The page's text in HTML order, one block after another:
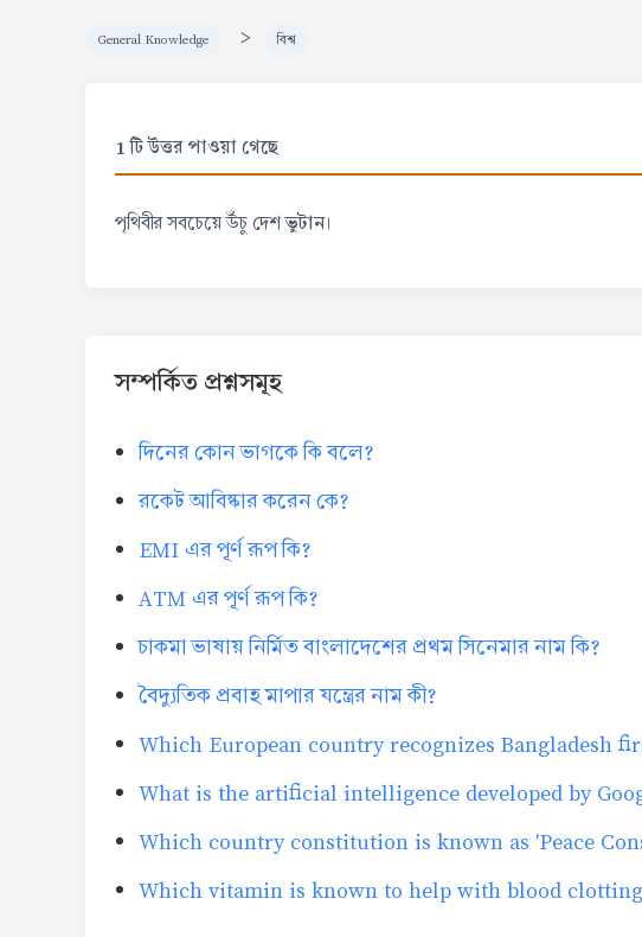
General Knowledge > বিশ্ব
1 টি উত্তর পাওয়া গেছে
পৃথিবীর সবচেয়ে উঁচু দেশভুটান।
সম্পর্কিত প্রশ্নসমূহ
দিনের কোন ভাগকে কি বলে?
রকেট আবিষ্কার করেন কে?
EMI এর পূর্ণ রূপ কি?
ATM এর পূর্ণ রূপ কি?
চাকমা ভাষায় নির্মিত বাংলাদেশের প্রথম সিনেমার নাম কি?
বৈদ্যুতিক প্রবাহ মাপার যন্ত্রের নাম কী?
Which European country recognizes Bangladesh
What is the artificial intelligence developed by
Which country constitution is known as 'Peace
Which vitamin is known to help with blood